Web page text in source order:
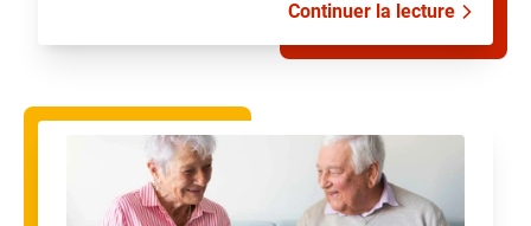
Continuer la lecture